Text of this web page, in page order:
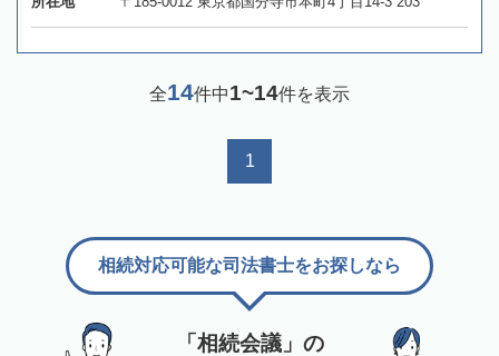
全14件中1~14件を表示
1
「相続会議」の
相続対応可能な司法書士をお探しなら